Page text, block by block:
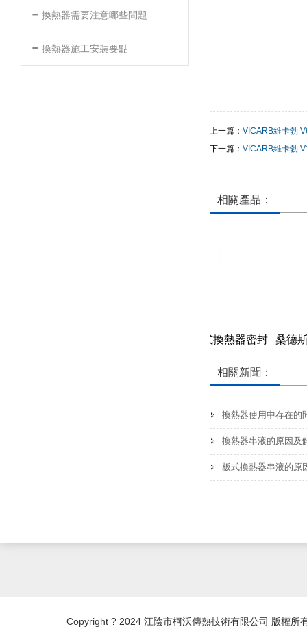
- 換熱器需要注意哪些問題
- 換熱器施工安裝要點
上一篇： VICARB維卡勃
下一篇： VICARB維卡勃
相關產品：
桑德斯-SF123型板式換熱器密封 桑德
相關新聞：
換熱器使用中存在的
換熱器串液的原因及
板式換熱器串液的原
Copyright ? 2024 江陰市柯沃傳熱技術有限公司 版權所